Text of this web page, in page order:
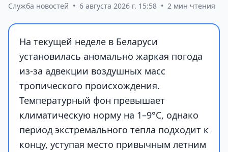
Служба новостей • 6 августа 2026 г. 15:58 • 2 мин чтения
На текущей неделе в Беларуси
установилась аномально жаркая погода
из-за адвекции воздушных масс
тропического происхождения.
Температурный фон превышает
климатическую норму на 1–9°С, однако
период экстремального тепла подходит к
концу, уступая место привычным летним